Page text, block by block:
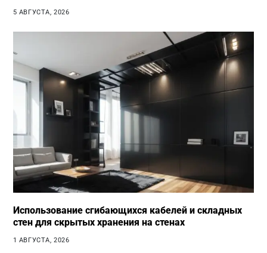
5 АВГУСТА, 2026
Использование сгибающихся кабелей и складных
стен для скрытых хранения на стенах
1 АВГУСТА, 2026